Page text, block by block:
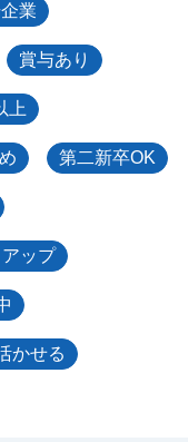
企業
賞与あり
上
第二新卒OK
ップ
かせる